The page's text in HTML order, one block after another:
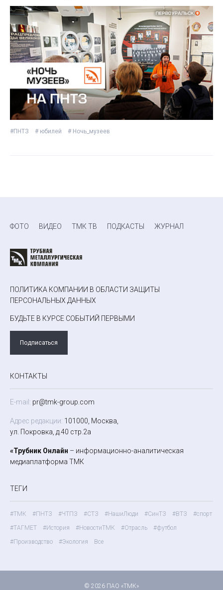
#ПНТЗ # юбилей # Ночь_музеев
ФОТО ВИДЕО ТМК ТВ ПОДКАСТЫ ЖУРНАЛ
ПОЛИТИКА КОМПАНИИ В ОБЛАСТИ ЗАЩИТЫ
ПЕРСОНАЛЬНЫХ ДАННЫХ
БУДЬТЕ В КУРСЕ СОБЫТИЙ ПЕРВЫМИ
Подписаться
КОНТАКТЫ
E-mail: pr@tmk-group.com
Адрес редакции: 101000, Москва,
ул. Покровка, д.40 стр.2а
«Трубник Онлайн – информационно-аналитическая
медиаплатформа ТМК
ТЕГИ
#ТМК #ПНТЗ #ЧТПЗ #СТЗ #НашиЛюди #СинТЗ #ВТЗ
#спорт
#ТАГМЕТ
#История #НовостиТМК #Отрасль
#футбол
#Производство
#Экология Все
© 2026 ПАО «ТМК»